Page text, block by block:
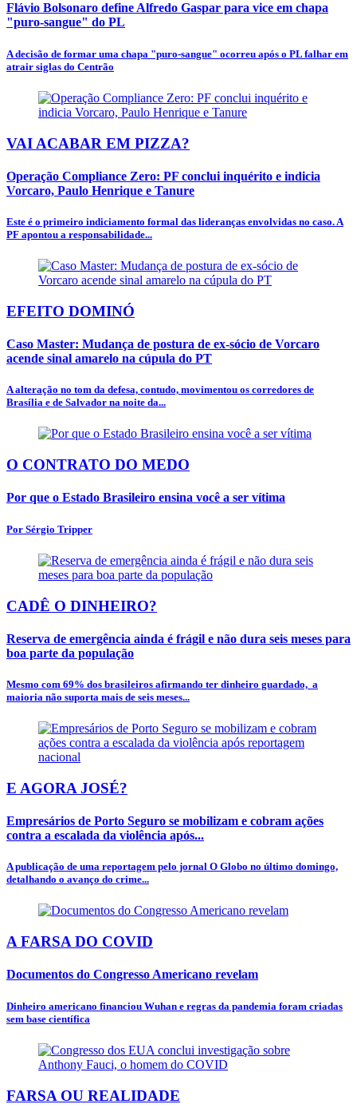
Flávio Bolsonaro define Alfredo Gaspar para vice em chapa
"puro-sangue" do PL
A decisão de formar uma chapa "puro-sangue" ocorreu após o PL falhar em
atrair siglas do Centrão
VAI ACABAR EM PIZZA?
Operação Compliance Zero: PF conclui inquérito e indicia
Vorcaro, Paulo Henrique e Tanure
Este é o primeiro indiciamento formal das lideranças envolvidas no caso. A
PF apontou a responsabilidade...
EFEITO DOMINÓ
Caso Master: Mudança de postura de ex-sócio de Vorcaro
acende sinal amarelo na cúpula do PT
A alteração no tom da defesa, contudo, movimentou os corredores de
Brasília e de Salvador na noite da...
O CONTRATO DO MEDO
Por que o Estado Brasileiro ensina você a ser vítima
Por Sérgio Tripper
CADÊ O DINHEIRO?
Reserva de emergência ainda é frágil e não dura seis meses para
boa parte da população
Mesmo com 69% dos brasileiros afirmando ter dinheiro guardado, a
maioria não suporta mais de seis meses...
E AGORA JOSÉ?
Empresários de Porto Seguro se mobilizam e cobram ações
contra a escalada da violência após...
A publicação de uma reportagem pelo jornal O Globo no último domingo,
detalhando o avanço do crime...
A FARSA DO COVID
Documentos do Congresso Americano revelam
Dinheiro americano financiou Wuhan e regras da pandemia foram criadas
sem base científica
FARSA OU REALIDADE